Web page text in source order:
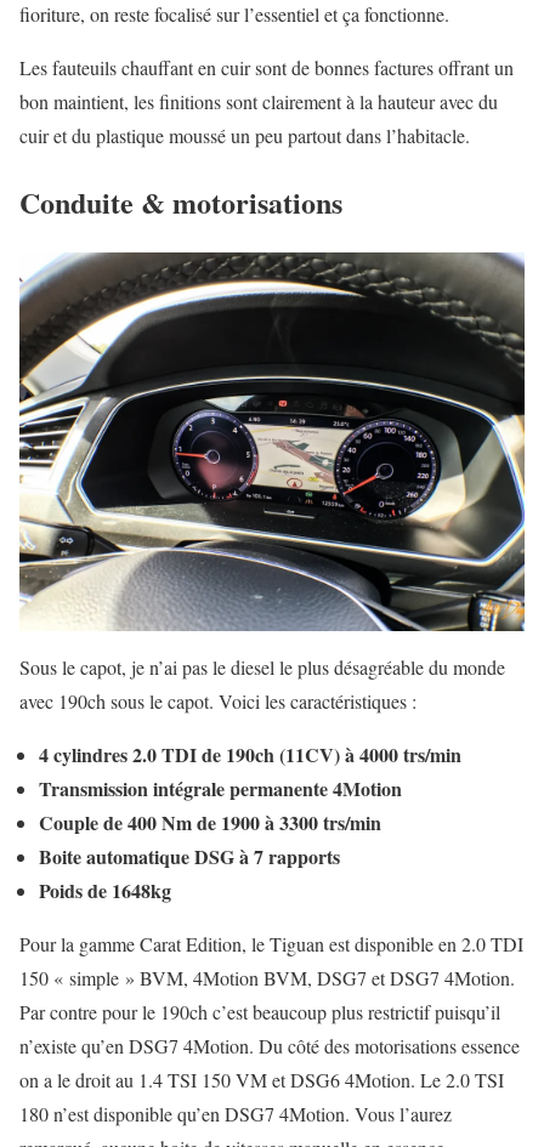
fioriture, on reste focalisé sur l’essentiel et ça fonctionne.
Les fauteuils chauffant en cuir sont de bonnes factures offrant un
bon maintient, les finitions sont clairement à la hauteur avec du
cuir et du plastique moussé un peu partout dans l’habitacle.
Conduite & motorisations
Sous le capot, je n’ai pas le diesel le plus désagréable du monde
avec 190ch sous le capot. Voici les caractéristiques :
4 cylindres 2.0 TDI de 190ch (11CV) à 4000 trs/min
Transmission intégrale permanente 4Motion
Couple de 400 Nm de 1900 à 3300 trs/min
Boite automatique DSG à 7 rapports
Poids de 1648kg
Pour la gamme Carat Edition, le Tiguan est disponible en 2.0 TDI
150 « simple » BVM, 4Motion BVM, DSG7 et DSG7 4Motion.
Par contre pour le 190ch c’est beaucoup plus restrictif puisqu’il
n’existe qu’en DSG7 4Motion. Du côté des motorisations essence
on a le droit au 1.4 TSI 150 VM et DSG6 4Motion. Le 2.0 TSI
180 n’est disponible qu’en DSG7 4Motion. Vous l’aurez